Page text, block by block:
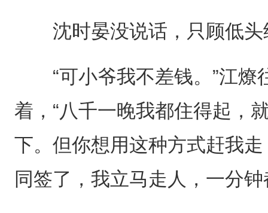
沈时晏没说话，只顾低头
“可小爷我不差钱。”江燎
着，“八千一晚我都住得起，
下。但你想用这种方式赶我
同签了，我立马走人，一分钟